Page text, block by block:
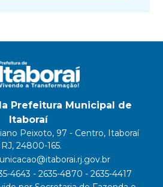
Prefeitura Municipal de
Itaboraí
Peixoto, 97 - Centro, Itaboraí
24800-165.
4643 - 2635-4870 - 2635-4417